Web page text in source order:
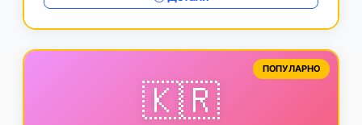
ПОПУЛАРНО
🇰🇷